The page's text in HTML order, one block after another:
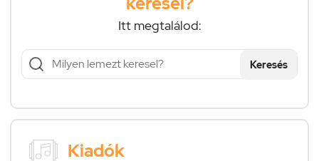
Itt megtalálod:
Keresés
Kiadók